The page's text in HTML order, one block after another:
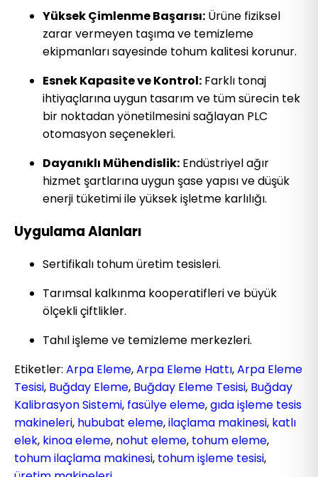
Yüksek Çimlenme Başarısı: Ürüne fiziksel
zarar vermeyen taşıma ve temizleme
ekipmanları sayesinde tohum kalitesi korunur.
Esnek Kapasite ve Kontrol: Farklı tonaj
ihtiyaçlarına uygun tasarım ve tüm sürecin tek
bir noktadan yönetilmesini sağlayan PLC
otomasyon seçenekleri.
Dayanıklı Mühendislik: Endüstriyel ağır
hizmet şartlarına uygun şase yapısı ve düşük
enerji tüketimi ile yüksek işletme karlılığı.
Uygulama Alanları
Sertifikalı tohum üretim tesisleri.
Tarımsal kalkınma kooperatifleri ve büyük
ölçekli çiftlikler.
Tahıl işleme ve temizleme merkezleri.
Etiketler: Arpa Eleme,Arpa Eleme Hattı,Arpa Eleme
Tesisi, Buğday Eleme, Buğday Eleme Tesisi, Buğday
Kalibrasyon Sistemi, fasülye eleme,gıda işleme tesis
makineleri, hububat eleme,ilaçlama makinesi, katlı
elek, kinoa eleme, nohut eleme, tohum eleme,
tohum ilaçlama makinesi, tohum işleme tesisi,